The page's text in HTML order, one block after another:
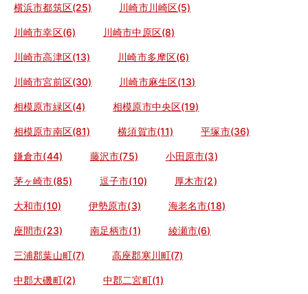
横浜市都筑区(25) 川崎市川崎区(5)
川崎市幸区(6) 川崎市中原区(8)
川崎市高津区(13) 川崎市多摩区(6)
川崎市宮前区(30) 川崎市麻生区(13)
相模原市緑区(4) 相模原市中央区(19)
相模原市南区(81) 横須賀市(11) 平塚市(36)
鎌倉市(44) 藤沢市(75) 小田原市(3)
茅ヶ崎市(85) 逗子市(10) 厚木市(2)
大和市(10) 伊勢原市(3) 海老名市(18)
座間市(23) 南足柄市(1) 綾瀬市(6)
三浦郡葉山町(7) 高座郡寒川町(7)
中郡大磯町(2) 中郡二宮町(1)